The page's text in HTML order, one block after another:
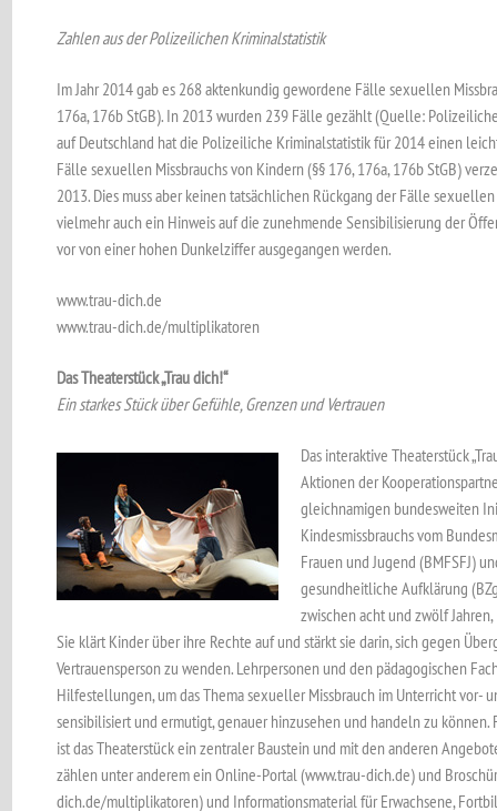
Zahlen aus der Polizeilichen Kriminalstatistik
Im Jahr 2014 gab es 268 aktenkundig gewordene Fälle sexuellen
176a, 176b StGB). In 2013 wurden 239 Fälle gezählt (Quelle:
auf Deutschland hat die Polizeiliche Kriminalstatistik für 2014 einen
Fälle sexuellen Missbrauchs von Kindern (§§ 176, 176a, 176b StGB)
2013. Dies muss aber keinen tatsächlichen Rückgang der Fälle
vielmehr auch ein Hinweis auf die zunehmende Sensibilisierung der
vor von einer hohen Dunkelziffer ausgegangen werden.
www.trau-dich.de
www.trau-dich.de/multiplikatoren
Das Theaterstück „Trau dich!“
Ein starkes Stück über Gefühle, Grenzen und Vertrauen
Das interaktive Theaterstück
Aktionen der
gleichnamigen bundesweiten
Kindesmissbrauchs vom
Frauen und Jugend (BMFSFJ)
gesundheitliche Aufklärung
zwischen acht und zwölf
Sie klärt Kinder über ihre Rechte auf und stärkt sie darin, sich gegen
Vertrauensperson zu wenden. Lehrpersonen und den pädagogischen
Hilfestellungen, um das Thema sexueller Missbrauch im Unterricht vor-
sensibilisiert und ermutigt, genauer hinzusehen und handeln zu können.
ist das Theaterstück ein zentraler Baustein und mit den anderen
zählen unter anderem ein Online-Portal (www.trau-dich.de) und
dich.de/multiplikatoren) und Informationsmaterial für Erwachsene,